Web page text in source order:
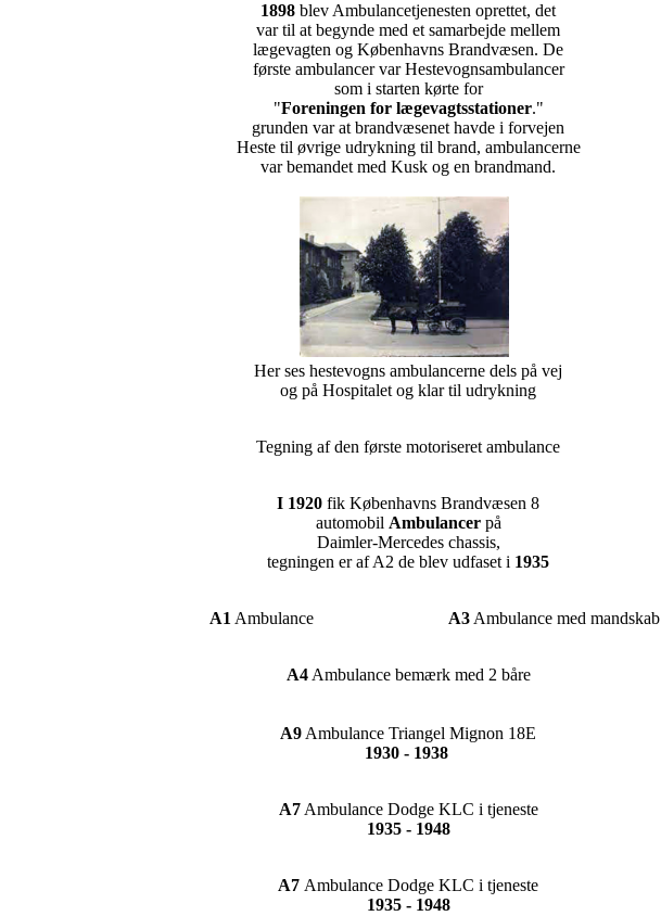
1898 blev Ambulancetjenesten oprettet, det
var til at begynde med et samarbejde mellem
lægevagten og Københavns Brandvæsen. De
første ambulancer var Hestevognsambulancer
som i starten kørte for
"Foreningen for lægevagtsstationer."
grunden var at brandvæsenet havde i forvejen
Heste til øvrige udrykning til brand, ambulancerne
var bemandet med Kusk og en brandmand.
Her ses hestevogns ambulancerne dels på vej
og på Hospitalet og klar til udrykning
Tegning af den første motoriseret ambulance
I 1920 fik Københavns Brandvæsen 8
automobil Ambulancerpå
Daimler-Mercedes chassis,
tegningen er af A2 de blev udfaset i 1935
A1 Ambulance A3Ambulance med mandskab
A4Ambulance bemærk med 2 båre
A9 Ambulance Triangel Mignon 18E
1930 - 1938
A7Ambulance Dodge KLC i tjeneste
1935 - 1948
A7 Ambulance Dodge KLC i tjeneste
1935 - 1948